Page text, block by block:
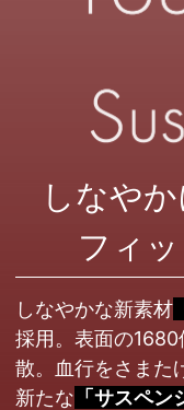
しなや
フィッ
しなやかな新素材
採用。表面の1680
散。血行をさまた
新たな 「サスペン